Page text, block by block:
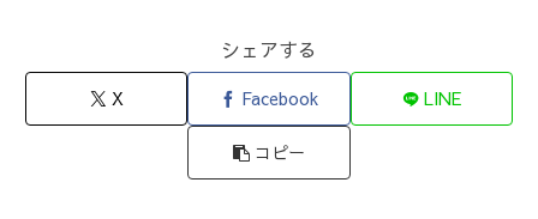
シェアする
X Facebook LINE
コピー